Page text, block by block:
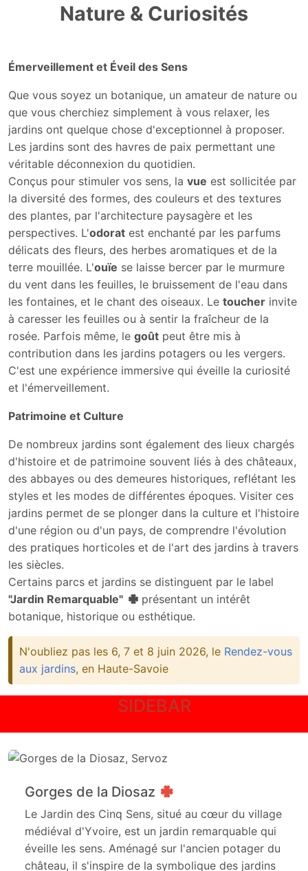
Nature & Curiosités
Émerveillement et Éveil des Sens
Que vous soyez un botanique, un amateur de nature ou
que vous cherchiez simplement à vous relaxer, les
jardins ont quelque chose d'exceptionnel à proposer.
Les jardins sont des havres de paix permettant une
véritable déconnexion du quotidien.
Conçus pour stimuler vos sens, la vue est sollicitée par
la diversité des formes, des couleurs et des textures
des plantes, par l'architecture paysagère et les
perspectives. L'odorat est enchanté par les parfums
délicats des fleurs, des herbes aromatiques et de la
terre mouillée. L'ouïe se laisse bercer par le murmure
du vent dans les feuilles, le bruissement de l'eau dans
les fontaines, et le chant des oiseaux. Le toucher invite
à caresser les feuilles ou à sentir la fraîcheur de la
rosée. Parfois même, le goût peut être mis à
contribution dans les jardins potagers ou les vergers.
C'est une expérience immersive qui éveille la curiosité
et l'émerveillement.
Patrimoine et Culture
De nombreux jardins sont également des lieux chargés
d'histoire et de patrimoine souvent liés à des châteaux,
des abbayes ou des demeures historiques, reflétant les
styles et les modes de différentes époques. Visiter ces
jardins permet de se plonger dans la culture et l'histoire
d'une région ou d'un pays, de comprendre l'évolution
des pratiques horticoles et de l'art des jardins à travers
les siècles.
Certains parcs et jardins se distinguent par le label
"Jardin Remarquable"
présentant un intérêt
botanique, historique ou esthétique.
N'oubliez pas les 6, 7 et 8 juin 2026, le Rendez-vous
aux jardins, en Haute-Savoie
SIDEBAR
Gorges de la Diosaz
Le Jardin des Cinq Sens, situé au cœur du village
médiéval d'Yvoire, est un jardin remarquable qui
éveille les sens. Aménagé sur l'ancien potager du
château, il s'inspire de la symbolique des jardins